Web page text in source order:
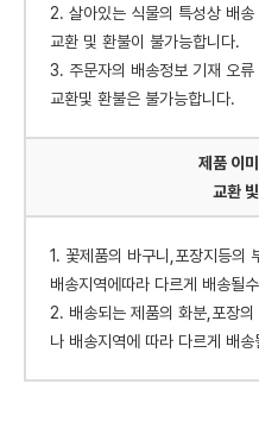
2. 살아있는 식물의 특성상 배
교환 및 환불이 불가능합니다.
3. 주문자의 배송정보 기재 오
교환및 환불은 불가능합니다.
제품 이
교환
1. 꽃제품의 바구니,포장지등의
배송지역에따라 다르게 배송될
2. 배송되는 제품의 화분,포장의
나 배송지역에 따라 다르게 배송